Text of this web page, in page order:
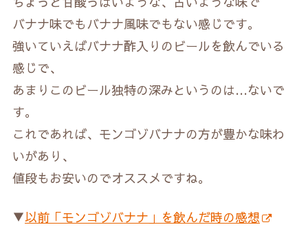
バナナ味でもバナナ風味でもない感じです。
強いていえばバナナ酢入りのビールを飲んでいる
感じで、
あまりこのビール独特の深みというのは…ないで
す。
これであれば、モンゴゾバナナの方が豊かな味わ
いがあり、
値段もお安いのでオススメですね。
▼以前「モンゴゾバナナ」を飲んだ時の感想